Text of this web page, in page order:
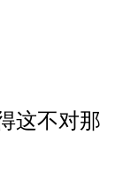
这不对那